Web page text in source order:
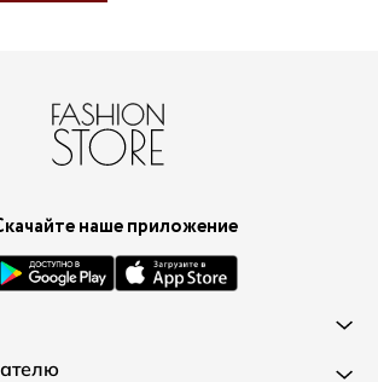
наше приложение